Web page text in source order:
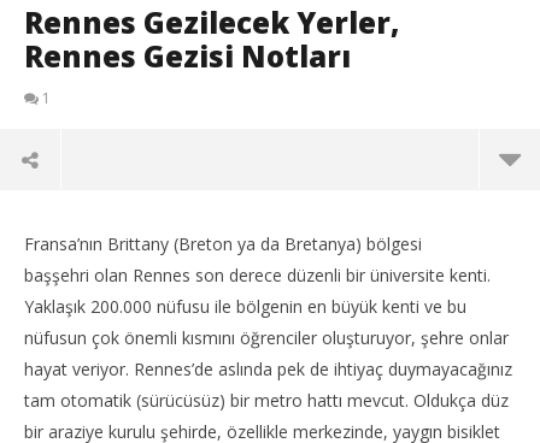
Rennes Gezilecek Yerler,
Rennes Gezisi Notları
1
Fransa’nın Brittany (Breton ya da Bretanya) bölgesi
başşehri olan Rennes son derece düzenli bir üniversite kenti.
Yaklaşık 200.000 nüfusu ile bölgenin en büyük kenti ve bu
nüfusun çok önemli kısmını öğrenciler oluşturuyor, şehre onlar
hayat veriyor. Rennes’de aslında pek de ihtiyaç duymayacağınız
tam otomatik (sürücüsüz) bir metro hattı mevcut. Oldukça düz
bir araziye kurulu şehirde, özellikle merkezinde, yaygın bisiklet